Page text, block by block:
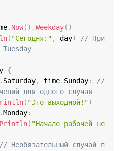
. Now( ) .Weekday( )
( "Сегодня:" , day)
// При
{
. Saturday, time. Sunday:
//
для одного случая
( "Это выходной!")
.Monday:
Println( "Начало рабочей не
// Необязательный случай п